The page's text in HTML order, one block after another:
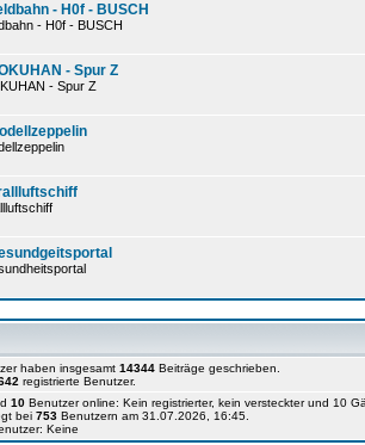
- H0f - BUSCH
- H0f - BUSCH
- Spur Z
- Spur Z
haben insgesamt 14344 Beiträge geschrieben.
registrierte Benutzer.
10 Benutzer online: Kein registrierter, kein versteckter und 10
bei 753 Benutzern am 31.07.2026, 16:45.
Keine